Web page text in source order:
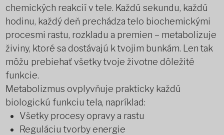
chemických reakcií v tele. Každú sekundu, každú
hodinu, každý deň prechádza telo biochemickými
procesmi rastu, rozkladu a premien – metabolizuje
živiny, ktoré sa dostávajú k tvojim bunkám. Len tak
môžu prebiehať všetky tvoje životne dôležité
funkcie.
Metabolizmus ovplyvňuje prakticky každú
biologickú funkciu tela, napríklad:
Všetky procesy opravy a rastu
Reguláciu tvorby energie